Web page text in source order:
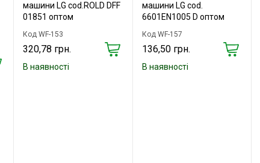
машини LG cod.ROLD DFF
01851 оптом
Код WF-153
320,78 грн.
В наявності
машини LG cod.
6601EN1005 D оптом
Код WF-157
136,50 грн.
В наявності